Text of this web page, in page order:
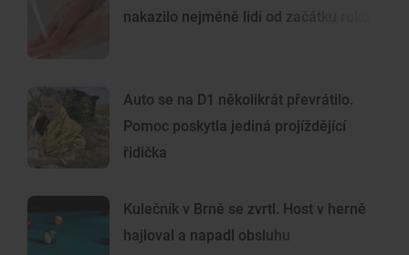
nakazilo nejméně lidí od začátku roku
Auto se na D1 několikrát převrátilo.
Pomoc poskytla jediná projíždějící
řidička
Kulečník v Brně se zvrtl. Host v herně
hajloval a napadl obsluhu